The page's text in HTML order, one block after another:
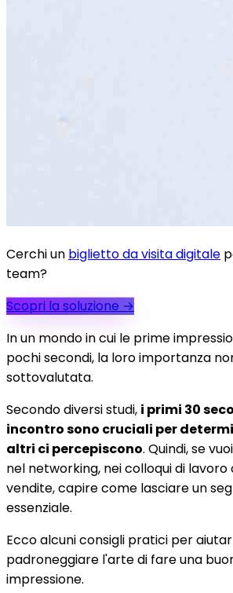
Cerchi un biglietto da visita digitale
team?
Scopri la soluzione →
In un mondo in cui le prime
pochi secondi, la loro importanza
sottovalutata.
Secondo diversi studi, i primi 30
incontro sono cruciali per
altri ci percepiscono. Quindi, se
nel networking, nei colloqui di lavoro
vendite, capire come lasciare un
essenziale.
Ecco alcuni consigli pratici per
padroneggiare l'arte di fare una
impressione.